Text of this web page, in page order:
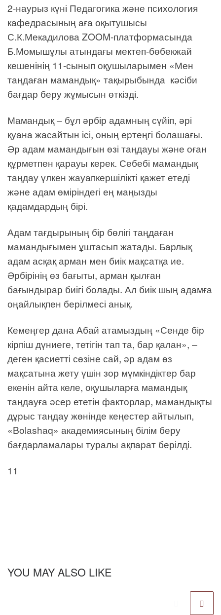
2-наурыз күні Педагогика және психология
кафедрасының аға оқытушысы
С.К.Мекадилова ZOOM-платформасында
Б.Момышұлы атындағы мектеп-бөбекжай
кешенінің 11-сынып оқушыларымен «Мен
таңдаған мамандық» тақырыбында кәсіби
бағдар беру жұмысын өткізді.
Мамандық – бұл әрбір адамның сүйіп, әрі
қуана жасайтын ісі, оның ертеңгі болашағы.
Әр адам мамандығын өзі таңдауы және оған
құрметпен қарауы керек. Себебі мамандық
таңдау үлкен жауапкершілікті қажет етеді
және адам өміріндегі ең маңызды
қадамдардың бірі.
Адам тағдырының бір бөлігі таңдаған
мамандығымен ұштасып жатады. Барлық
адам асқақ арман мен биік мақсатқа ие.
Әрбірінің өз бағыты, арман қылған
бағындырар биігі болады. Ал биік шың адамға
оңайлықпен берілмесі анық.
Кемеңгер дана Абай атамыздың «Сенде бір
кірпіш дүниеге, тетігін тап та, бар қалан», –
деген қасиетті сөзіне сай, әр адам өз
мақсатына жету үшін зор мүмкіндіктер бар
екенін айта келе, оқушыларға мамандық
таңдауға әсер ететін факторлар, мамандықты
дұрыс таңдау жөнінде кеңестер айтылып,
«Bolashaq» академиясының білім беру
бағдарламалары туралы ақпарат берілді.
11
YOU MAY ALSO LIKE